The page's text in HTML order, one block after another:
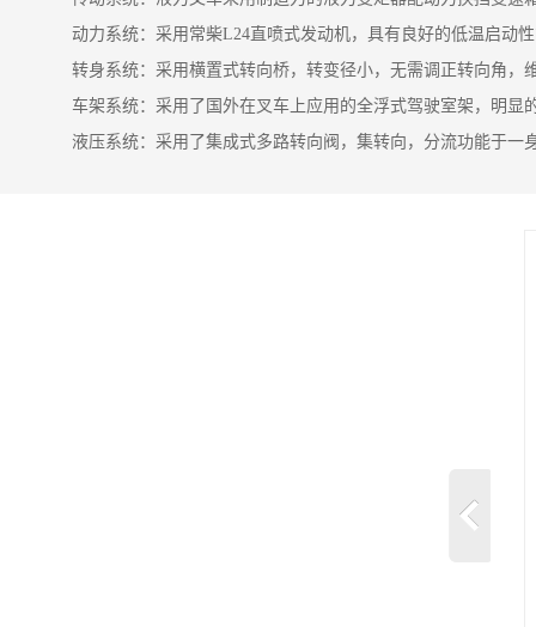
动力系统：采用常柴L24直喷式发动机，具有良好的低温启动
转身系统：采用横置式转向桥，转变径小，无需调正转向角，
车架系统：采用了国外在叉车上应用的全浮式驾驶室架，明
液压系统：采用了集成式多路转向阀，集转向，分流功能于一